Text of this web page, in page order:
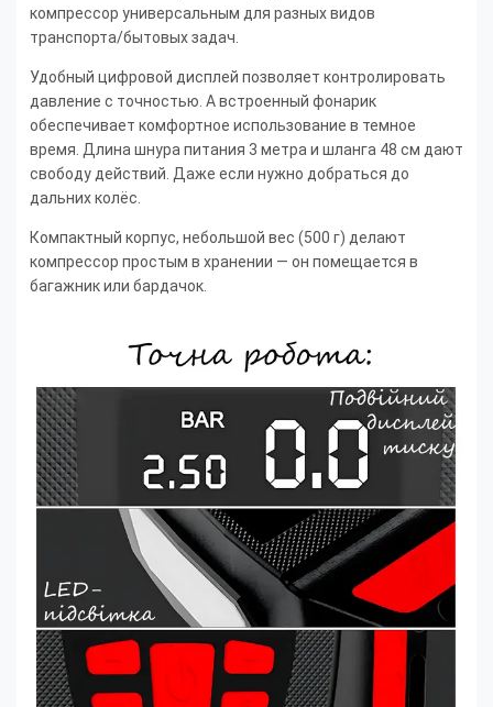
компрессор универсальным для разных видов
транспорта/бытовых задач.
Удобный цифровой дисплей позволяет контролировать
давление с точностью. А встроенный фонарик
обеспечивает комфортное использование в темное
время. Длина шнура питания 3 метра и шланга 48 см дают
свободу действий. Даже если нужно добраться до
дальних колёс.
Компактный корпус, небольшой вес (500 г) делают
компрессор простым в хранении — он помещается в
багажник или бардачок.